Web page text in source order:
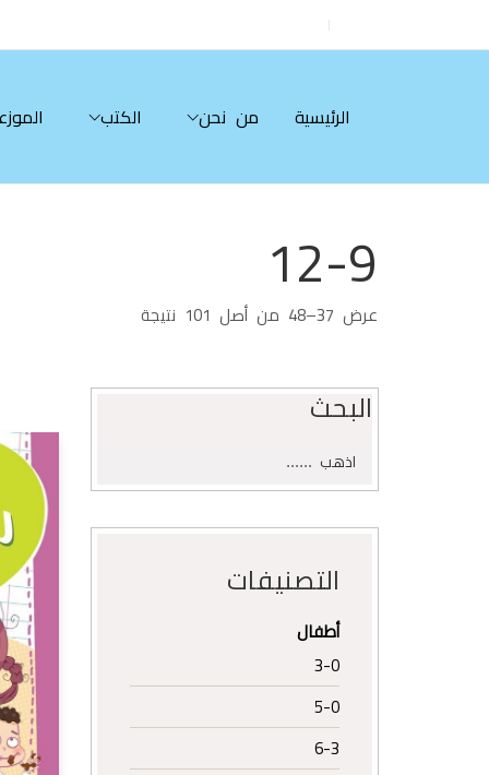
الرئيسية من نحن الكتب
12-9
عرض 37–48 من أصل 101 نتيجة
تم
الأحدث
البحث
البحث
عن:
اذهب
التصنيفات
أطفال
3-0
5-0
6-3